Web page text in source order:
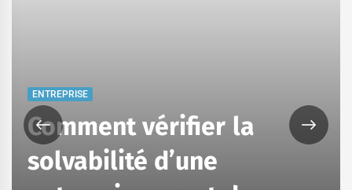
ENTREPRISE
Comment vérifier la
solvabilité d’une